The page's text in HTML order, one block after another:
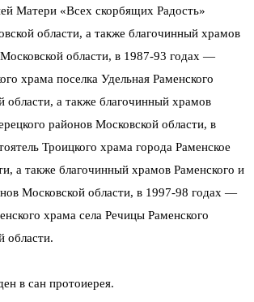
Матери «Всех скорбящих Радость»
области, а также благочинный храмов
области, в 1987-93 годах —
храма поселка Удельная Раменского
области, а также благочинный храмов
районов Московской области, в
Троицкого храма города Раменское
а также благочинный храмов Раменского и
Московской области, в 1997-98 годах —
храма села Речицы Раменского
области.
в сан протоиерея.